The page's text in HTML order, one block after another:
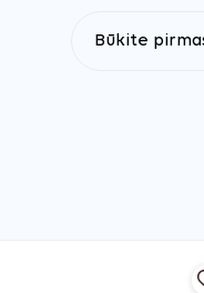
Būkite